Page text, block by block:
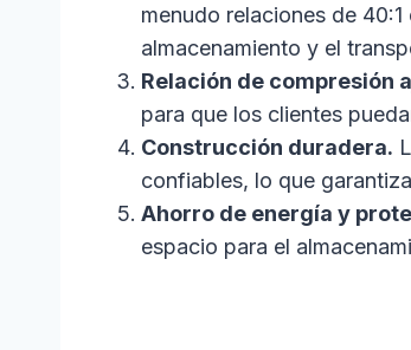
menudo relaciones de
almacenamiento y el
Relación de compresión
para que los clientes
Construcción duradera.
confiables, lo que
Ahorro de energía y
espacio para el